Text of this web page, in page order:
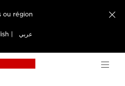
ou région
عربي

Canon Logo, back to